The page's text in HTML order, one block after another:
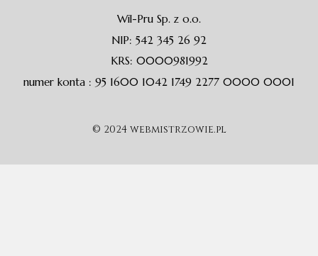
Wil-Pru Sp. z o.o.
NIP: 542 345 26 92
KRS: 0000981992
numer konta : 95 1600 1042 1749 2277 0000 0001
© 2024 webmistrzowie.pl